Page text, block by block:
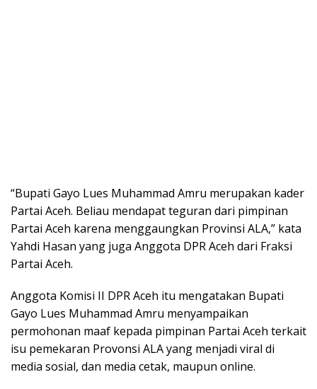
“Bupati Gayo Lues Muhammad Amru merupakan kader
Partai Aceh. Beliau mendapat teguran dari pimpinan
Partai Aceh karena menggaungkan Provinsi ALA,” kata
Yahdi Hasan yang juga Anggota DPR Aceh dari Fraksi
Partai Aceh.
Anggota Komisi II DPR Aceh itu mengatakan Bupati
Gayo Lues Muhammad Amru menyampaikan
permohonan maaf kepada pimpinan Partai Aceh terkait
isu pemekaran Provonsi ALA yang menjadi viral di
media sosial, dan media cetak, maupun online.